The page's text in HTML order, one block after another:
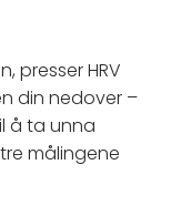
presser HRV
din nedover –
å ta unna
målingene